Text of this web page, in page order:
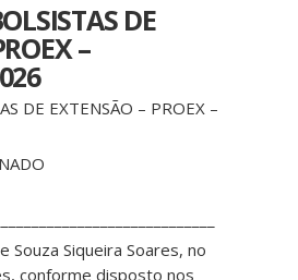
DE
–
DE EXTENSÃO – PROEX –
Souza Siqueira Soares, no
conforme disposto nos